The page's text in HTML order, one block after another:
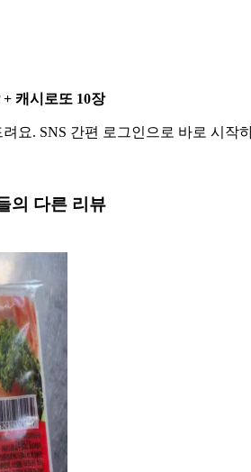
+ 캐시로또 10장
요. SNS 간편 로그인으로 바로 시작
의 다른 리뷰